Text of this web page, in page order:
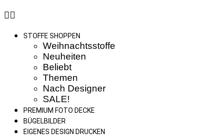
STOFFE SHOPPEN
Weihnachtsstoffe
Neuheiten
Beliebt
Themen
Nach Designer
SALE!
PREMIUM FOTO DECKE
BÜGELBILDER
EIGENES DESIGN DRUCKEN